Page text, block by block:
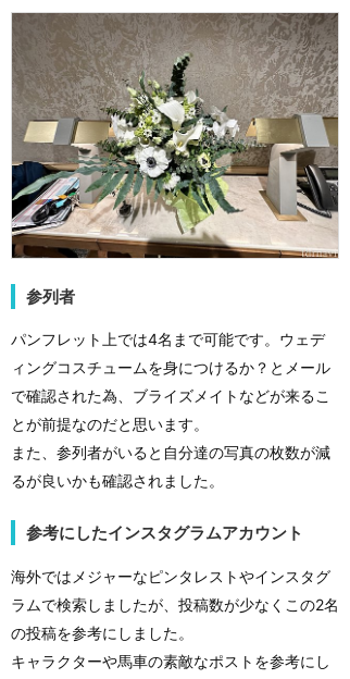
参列者
パンフレット上では4名まで可能です。ウェデ
ィングコスチュームを身につけるか？とメール
で確認された為、ブライズメイトなどが来るこ
とが前提なのだと思います。
また、参列者がいると自分達の写真の枚数が減
るが良いかも確認されました。
参考にしたインスタグラムアカウント
海外ではメジャーなピンタレストやインスタグ
ラムで検索しましたが、投稿数が少なくこの2名
の投稿を参考にしました。
キャラクターや馬車の素敵なポストを参考にし